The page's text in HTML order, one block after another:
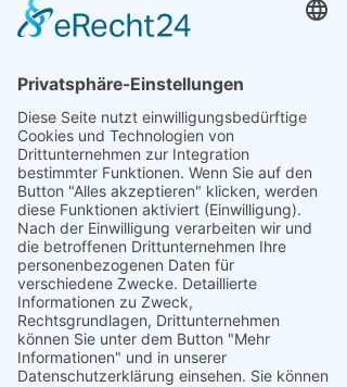
Orthopädie
Im Bereich der Orthopädie arbeiten wir
auf den Erhalt der selbständigen
Alltagsbewältigung und Erweiterung
der Beweglichkeit hin: